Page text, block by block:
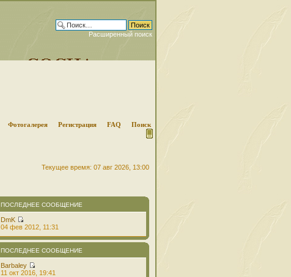
Расширенный поиск
Фотогалерея Регистрация FAQ Поиск
Текущее время: 07 авг 2026, 13:00
ПОСЛЕДНЕЕ СООБЩЕНИЕ
DmK
04 фев 2012, 11:31
ПОСЛЕДНЕЕ СООБЩЕНИЕ
Barbaley
11 окт 2016, 19:41